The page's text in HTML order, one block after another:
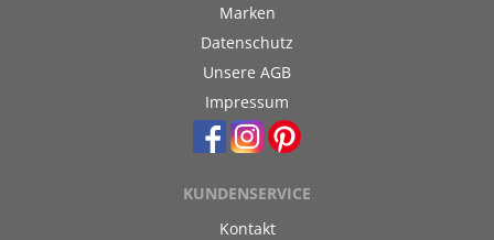
Marken
Datenschutz
Unsere AGB
Impressum
KUNDENSERVICE
Kontakt